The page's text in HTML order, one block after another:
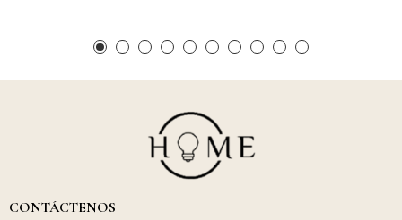
CONTÁCTENOS